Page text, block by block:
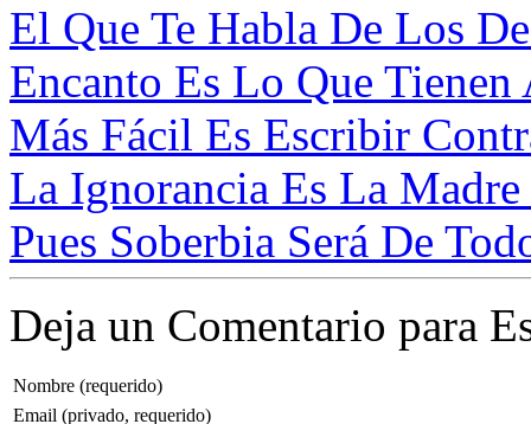
El Que Te Habla De Los
Encanto Es Lo Que
Más Fácil Es Escribir
La Ignorancia Es La
Pues Soberbia Será De
Deja un Comentario para
Nombre (requerido)
Email (privado, requerido)